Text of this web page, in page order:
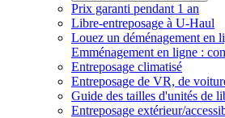
Prix garanti pendant 1 an
Libre-entreposage à U-Haul
Louez un déménagement en
Emménagement en ligne :
Entreposage climatisé
Entreposage de VR, de
Guide des tailles d'unités de
Entreposage extérieur/